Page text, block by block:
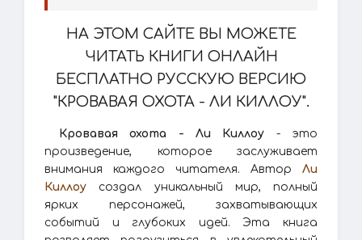
НА ЭТОМ САЙТЕ ВЫ МОЖЕТЕ
ЧИТАТЬ КНИГИ ОНЛАЙН
БЕСПЛАТНО РУССКУЮ ВЕРСИЮ
"КРОВАВАЯ ОХОТА - ЛИ КИЛЛОУ".
Кровавая охота - Ли Киллоу - это
произведение, которое заслуживает
внимания каждого читателя. Автор Ли
Киллоу создал уникальный мир, полный
ярких персонажей, захватывающих
событий и глубоких идей. Эта книга